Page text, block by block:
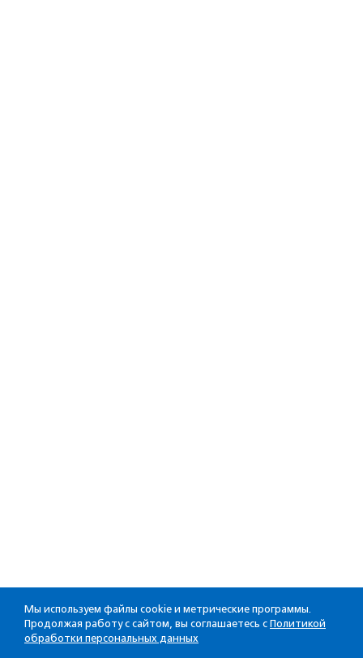
Мы используем файлы cookie и метрические программы.
Продолжая работу с сайтом, вы соглашаетесь с Политикой
обработки персональных данных